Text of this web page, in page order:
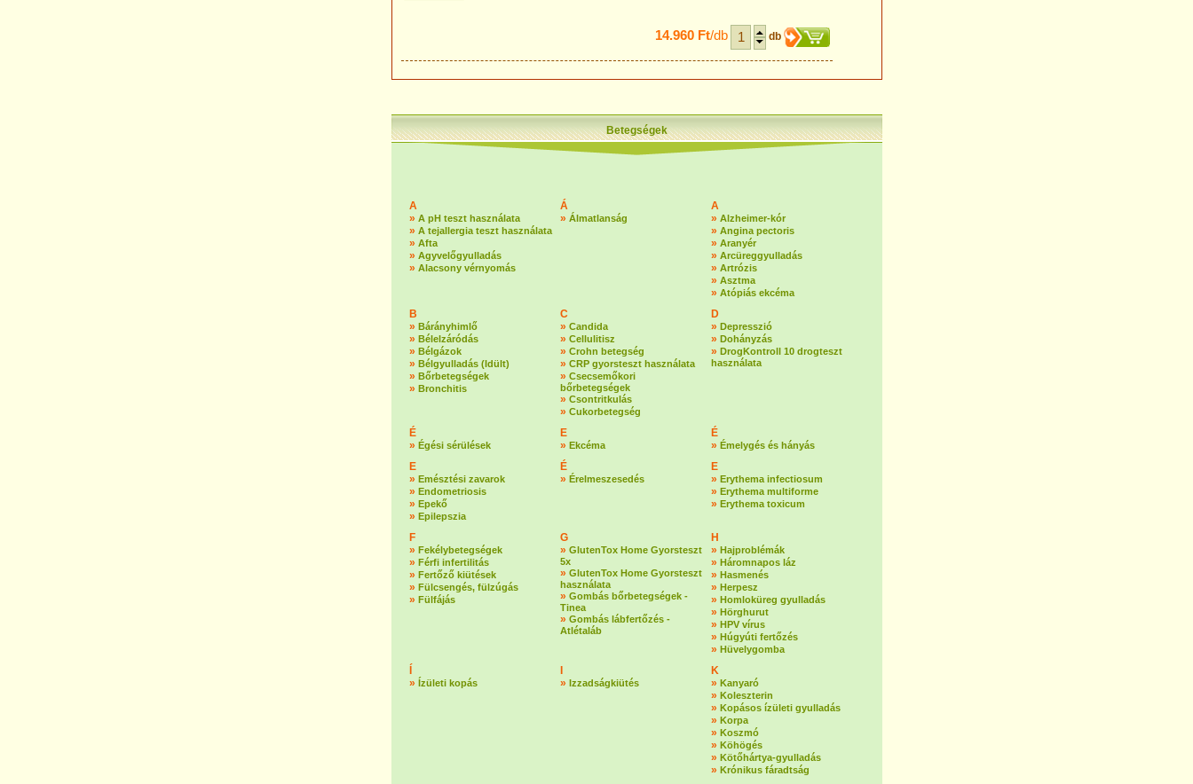
14.960 Ft/db db
Betegségek
A
» A pH teszt használata
» A tejallergia teszt használata
» Afta
» Agyvelőgyulladás
» Alacsony vérnyomás
Á
» Álmatlanság
A
» Alzheimer-kór
» Angina pectoris
» Aranyér
» Arcüreggyulladás
» Artrózis
» Asztma
» Atópiás ekcéma
B
» Bárányhimlő
» Bélelzáródás
» Bélgázok
» Bélgyulladás (Idült)
» Bőrbetegségek
» Bronchitis
C
» Candida
» Cellulitisz
» Crohn betegség
» CRP gyorsteszt használata
» Csecsemőkori
bőrbetegségek
» Csontritkulás
» Cukorbetegség
D
» Depresszió
» Dohányzás
» DrogKontroll 10 drogteszt
használata
É
» Égési sérülések
E
» Ekcéma
É
» Émelygés és hányás
E
» Emésztési zavarok
» Endometriosis
» Epekő
» Epilepszia
É
» Érelmeszesedés
E
» Erythema infectiosum
» Erythema multiforme
» Erythema toxicum
F
» Fekélybetegségek
» Férfi infertilitás
» Fertőző kiütések
» Fülcsengés, fülzúgás
» Fülfájás
G
» GlutenTox Home Gyorsteszt
5x
» GlutenTox Home Gyorsteszt
használata
» Gombás bőrbetegségek -
Tinea
» Gombás lábfertőzés -
Atlétaláb
H
» Hajproblémák
» Háromnapos láz
» Hasmenés
» Herpesz
» Homloküreg gyulladás
» Hörghurut
» HPV vírus
» Húgyúti fertőzés
» Hüvelygomba
» Ízületi kopás
» Izzadságkiütés
K
» Kanyaró
» Koleszterin
» Kopásos ízületi gyulladás
» Korpa
» Koszmó
» Köhögés
» Kötőhártya-gyulladás
» Krónikus fáradtság